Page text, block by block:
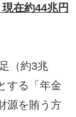
現在約44兆円
（約3兆
する「年金
源を賄う方